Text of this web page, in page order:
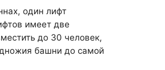
один лифт
имеет две
до 30 человек,
башни до самой